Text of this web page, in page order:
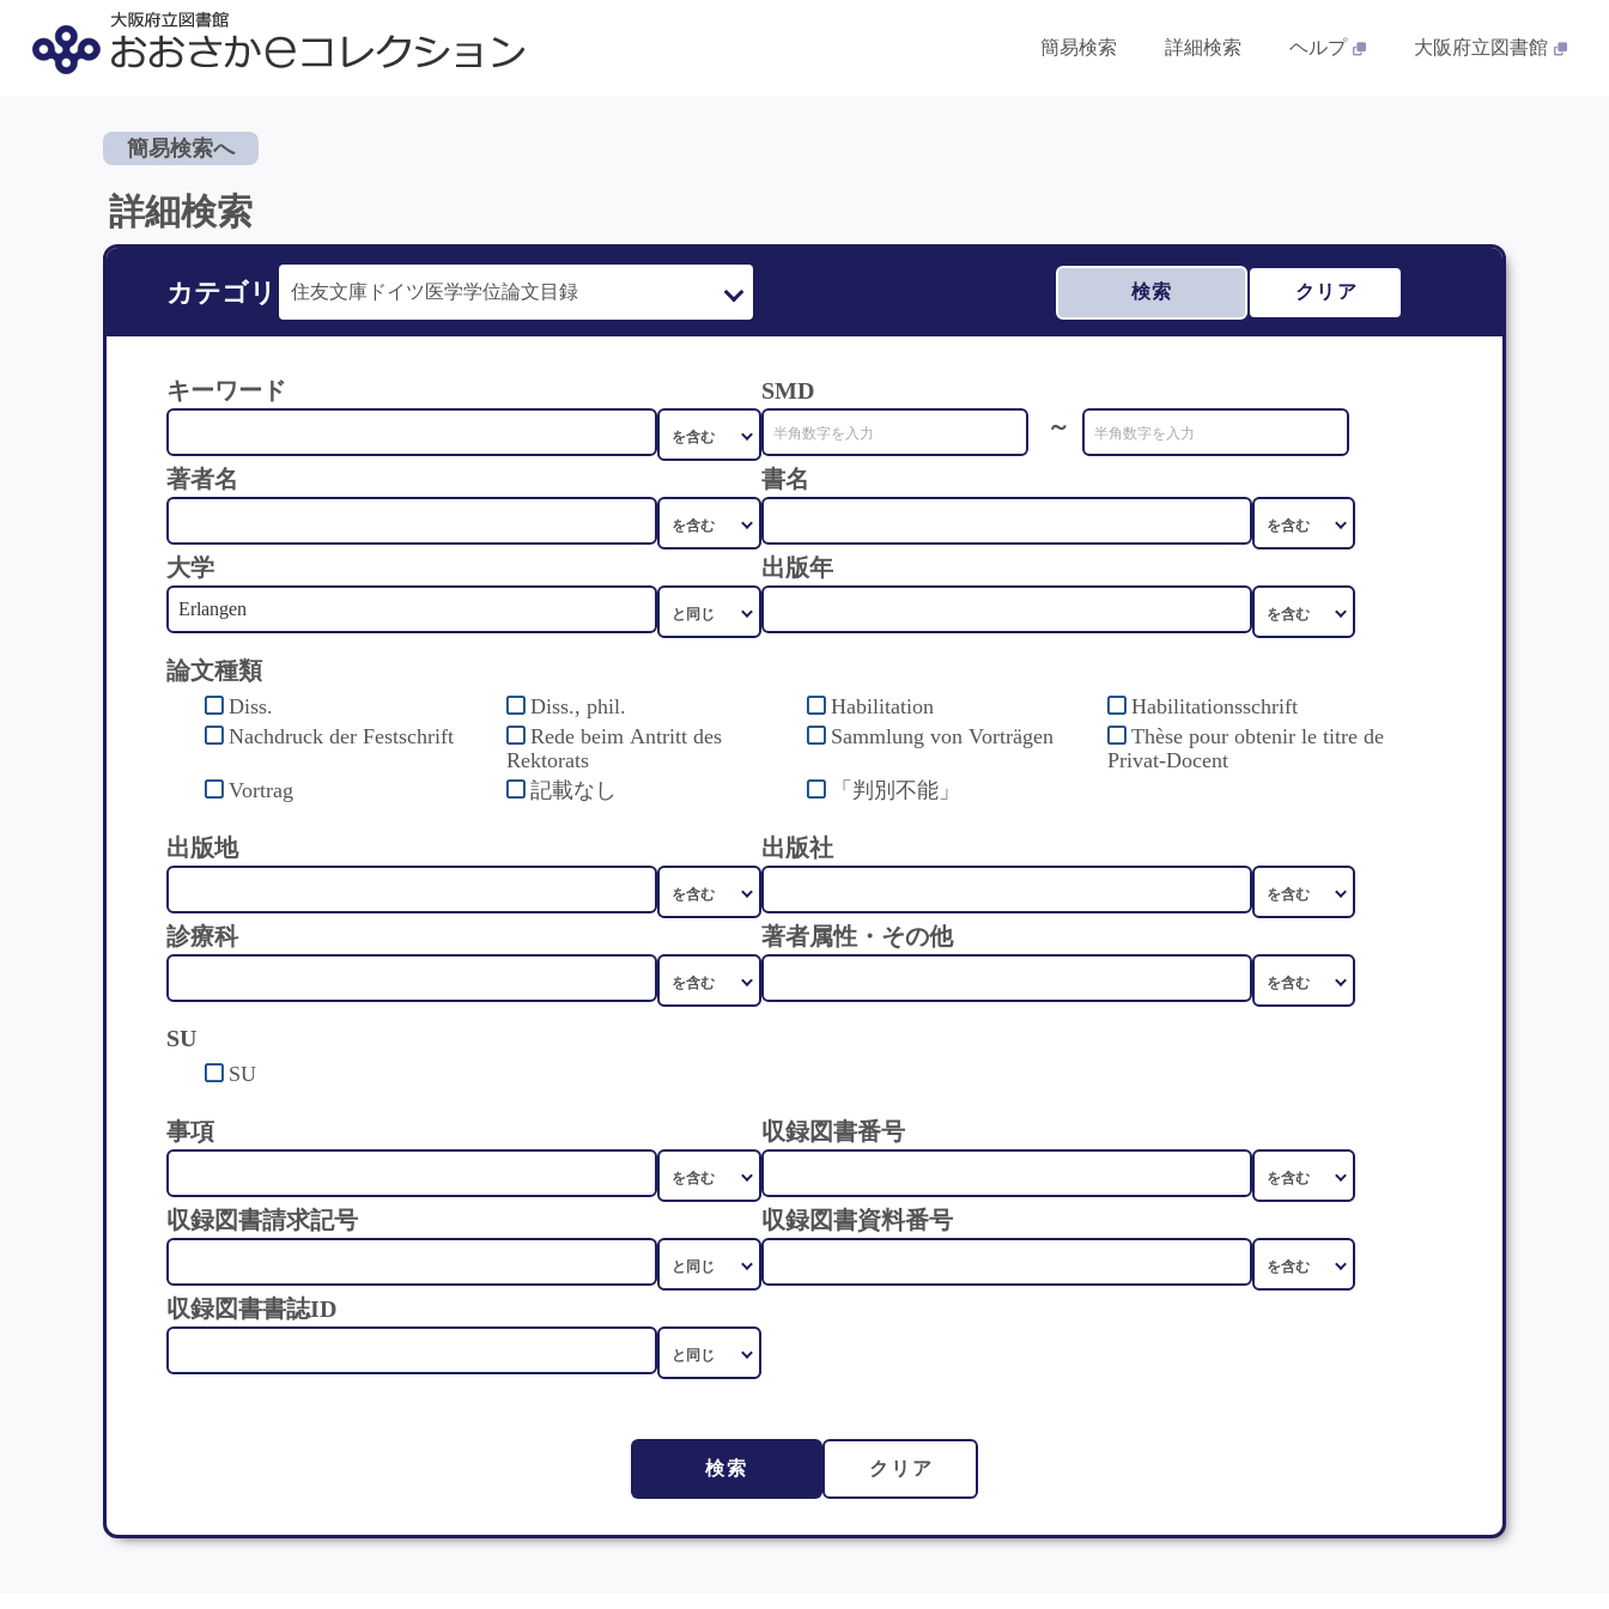
簡易検索 詳細検索 ヘルプ 大阪府立図書館
簡易検索へ
詳細検索
カテゴリ 検索 クリア
キーワード
SMD
～
著者名
書名
大学 出版年
論文種類
Diss. Diss., phil. Habilitation
Habilitationsschrift
Nachdruck der Festschrift
Rede beim Antritt des
Rektorats
Sammlung von Vorträgen
Thèse pour obtenir le titre de
Privat-Docent
Vortrag
記載なし 「判別不能」
出版地 出版社
診療科 著者属性・その他
SU
SU
事項 収録図書番号
収録図書請求記号 収録図書資料番号
収録図書書誌ID
検索 クリア